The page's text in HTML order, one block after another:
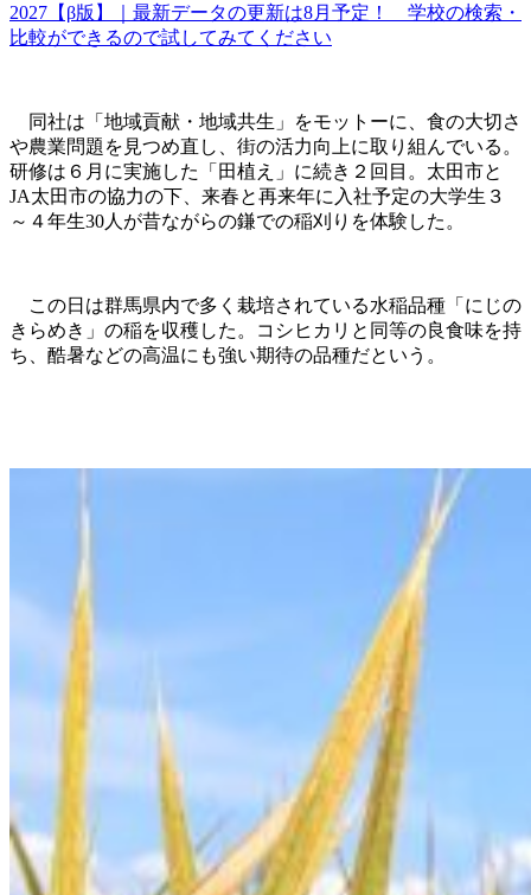
2027【β版】｜最新データの更新は8月予定！ 学校の検索・
比較ができるので試してみてください
同社は「地域貢献・地域共生」をモットーに、食の大切さ
や農業問題を見つめ直し、街の活力向上に取り組んでいる。
研修は６月に実施した「田植え」に続き２回目。太田市と
JA太田市の協力の下、来春と再来年に入社予定の大学生３
～４年生30人が昔ながらの鎌での稲刈りを体験した。
この日は群馬県内で多く栽培されている水稲品種「にじの
きらめき」の稲を収穫した。コシヒカリと同等の良食味を持
ち、酷暑などの高温にも強い期待の品種だという。